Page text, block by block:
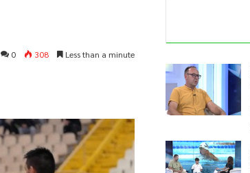
0 308 Less than a minute